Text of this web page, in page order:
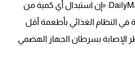
بيرستين لموقع DailyMail.com: «إن استبدال أي كمية من
في النظام الغذائي بأطعمة أقل
الإصابة بسرطان الجهاز الهضمي